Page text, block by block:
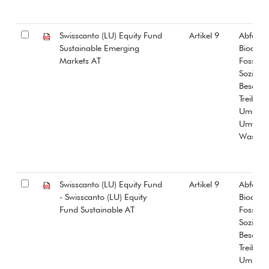
Swisscanto (LU) Equity Fund
Sustainable Emerging
Markets AT
Artikel 9
Abfall
Fossiles
Umwelt
Wasser
Swisscanto (LU) Equity Fund
- Swisscanto (LU) Equity
Fund Sustainable AT
Artikel 9
Abfall
Fossiles